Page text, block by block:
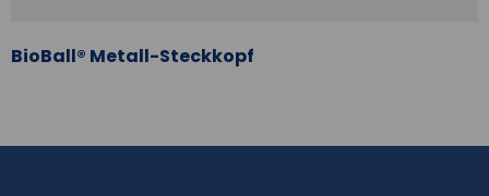
BioBall® Metall-Steckkopf
Weitere